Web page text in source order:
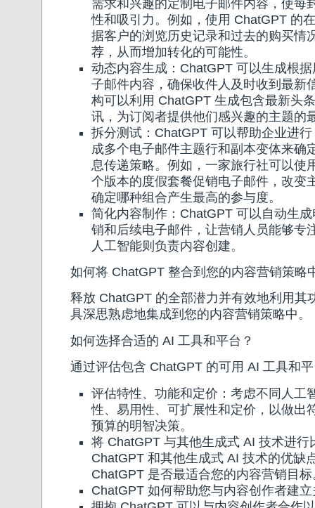
需求和兴趣的定制电子邮件内容，使每
性和吸引力。例如，使用 ChatGPT 的
据客户的浏览历史记录和过去的购买情
荐，从而增加转化的可能性。
动态内容生成：ChatGPT 可以生成根
子邮件内容，确保收件人及时收到最新
构可以利用 ChatGPT 生成包含最新头
讯，为订阅者提供他们感兴趣的主题的
拆分测试：ChatGPT 可以帮助企业进
成多个电子邮件主题行和副本变体来确
息传递策略。例如，一家旅行社可以使
个版本的度假套餐促销电子邮件，改变
确定哪种组合产生最高的参与度。
简化内容制作：ChatGPT 可以自动生
销和后续电子邮件，让营销人员能够专
人工智能则负责内容创建。
如何将 ChatGPT 整合到您的内容营销策略
释放 ChatGPT 的全部潜力并有效地利用其
具深思熟虑地集成到您的内容营销策略中。
如何选择合适的 AI 工具和平台？
通过评估包含 ChatGPT 的可用 AI 工具和
评估特性、功能和定价：考虑不同人工
性、易用性、可扩展性和定价，以做出
预算的明智决策。
将 ChatGPT 与其他生成式 AI 技术进行
ChatGPT 和其他生成式 AI 技术的优缺
ChatGPT 是否最适合您的内容营销目标
ChatGPT 如何帮助您与内容创作者建